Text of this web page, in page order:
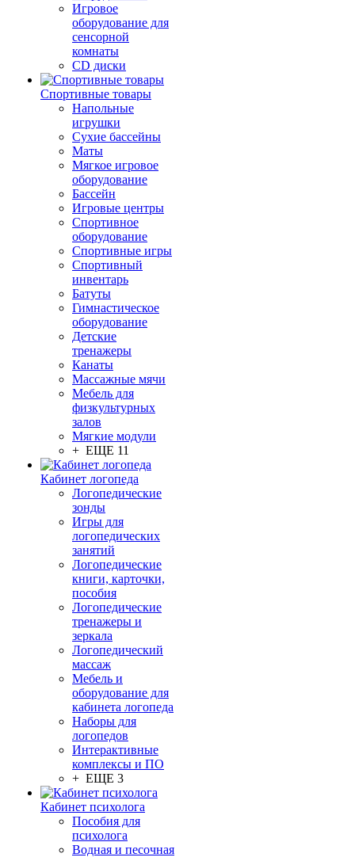
Игровое
оборудование для
сенсорной
комнаты
CD диски
Спортивные товары
Напольные
игрушки
Сухие бассейны
Маты
Мягкое игровое
оборудование
Бассейн
Игровые центры
Спортивное
оборудование
Спортивные игры
Спортивный
инвентарь
Батуты
Гимнастическое
оборудование
Детские
тренажеры
Канаты
Массажные мячи
Мебель для
физкультурных
залов
Мягкие модули
+ ЕЩЕ 11
Кабинет логопеда
Логопедические
зонды
Игры для
логопедических
занятий
Логопедические
книги, карточки,
пособия
Логопедические
тренажеры и
зеркала
Логопедический
массаж
Мебель и
оборудование для
кабинета логопеда
Наборы для
логопедов
Интерактивные
комплексы и ПО
+ ЕЩЕ 3
Кабинет психолога
Пособия для
психолога
Водная и песочная